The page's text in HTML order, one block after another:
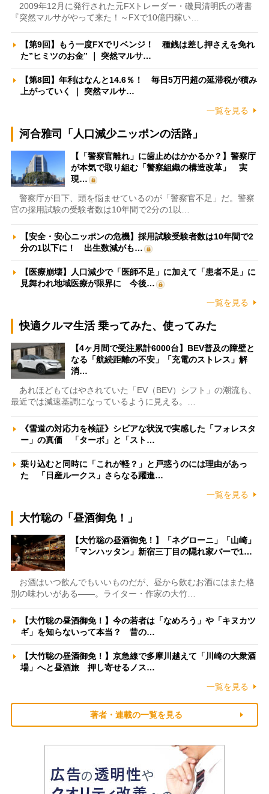
2009年12月に発行された元FXトレーダー・磯貝清明氏の著書
『突然マルサがやって来た！～FXで10億円稼い…
【第9回】もう一度FXでリベンジ！ 種銭は差し押さえを免れ
た”ヒミツのお金” ｜ 突然マルサ…
【第8回】年利はなんと14.6％！ 毎日5万円超の延滞税が積み
上がっていく ｜ 突然マルサ…
一覧を見る
河合雅司「人口減少ニッポンの活路」
【「警察官離れ」に歯止めはかかるか？】警察庁
が本気で取り組む「警察組織の構造改革」 実
現…
警察庁が目下、頭を悩ませているのが「警察官不足」だ。警察
官の採用試験の受験者数は10年間で2分の1以…
【安全・安心ニッポンの危機】採用試験受験者数は10年間で2
分の1以下に！ 出生数減がも…
【医療崩壊】人口減少で「医師不足」に加えて「患者不足」に
見舞われ地域医療が限界に 今後…
一覧を見る
快適クルマ生活 乗ってみた、使ってみた
【4ヶ月間で受注累計6000台】BEV普及の障壁と
なる「航続距離の不安」「充電のストレス」解
消…
あれほどもてはやされていた「EV（BEV）シフト」の潮流も、
最近では減速基調になっているように見える。…
《雪道の対応力を検証》シビアな状況で実感した「フォレスタ
ー」の真価 「ターボ」と「スト…
乗り込むと同時に「これが軽？」と戸惑うのには理由があっ
た 「日産ルークス」さらなる躍進…
一覧を見る
大竹聡の「昼酒御免！」
【大竹聡の昼酒御免！】「ネグローニ」「山崎」
「マンハッタン」新宿三丁目の隠れ家バーで1…
お酒はいつ飲んでもいいものだが、昼から飲むお酒にはまた格
別の味わいがある――。ライター・作家の大竹…
【大竹聡の昼酒御免！】今の若者は「なめろう」や「キヌカツ
ギ」を知らないって本当？ 昔の…
【大竹聡の昼酒御免！】京急線で多摩川越えて「川崎の大衆酒
場」へと昼酒旅 押し寄せるノス…
一覧を見る
著者・連載の一覧を見る